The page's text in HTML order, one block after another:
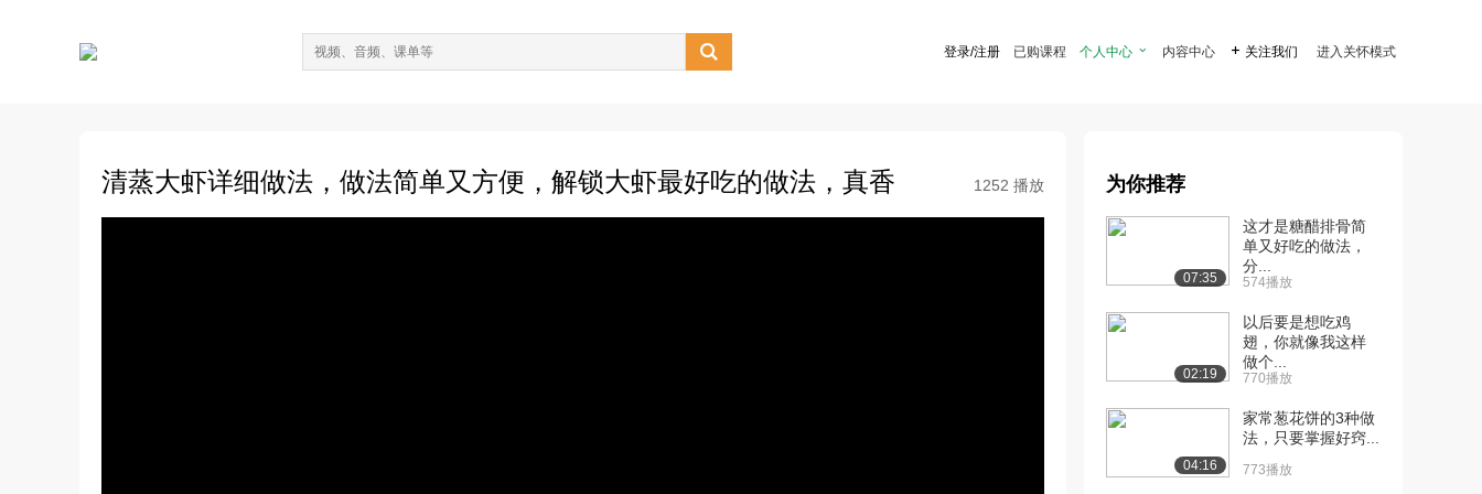
 登录/注册 已购课程 个人中心  内容中心  关注我们 进入关怀模式
清蒸大虾详细做法，做法简单又方便，解锁大虾最好吃的做法，真香 1252 播放 为你推荐
07:35
这才是糖醋排骨简
单又好吃的做法，
分...
574播放
02:19
以后要是想吃鸡
翅，你就像我这样
做个...
770播放
04:16
家常葱花饼的3种做
法，只要掌握好窍...
773播放